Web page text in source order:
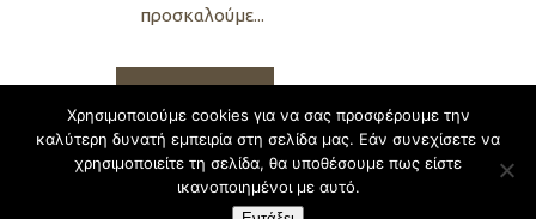
προσκαλούμε...
Χρησιμοποιούμε cookies για να σας προσφέρουμε την
καλύτερη δυνατή εμπειρία στη σελίδα μας. Εάν συνεχίσετε να
χρησιμοποιείτε τη σελίδα, θα υποθέσουμε πως είστε
ικανοποιημένοι με αυτό.